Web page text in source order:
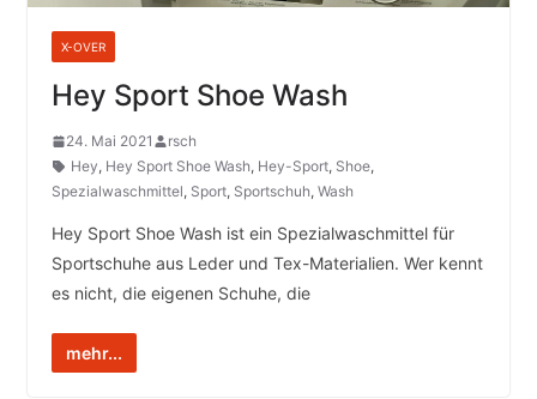
X-OVER
Hey Sport Shoe Wash
24. Mai 2021
rsch
Hey, Hey Sport Shoe Wash, Hey-Sport, Shoe,
Spezialwaschmittel, Sport, Sportschuh, Wash
Hey Sport Shoe Wash ist ein Spezialwaschmittel für
Sportschuhe aus Leder und Tex-Materialien. Wer kennt
es nicht, die eigenen Schuhe, die
mehr...